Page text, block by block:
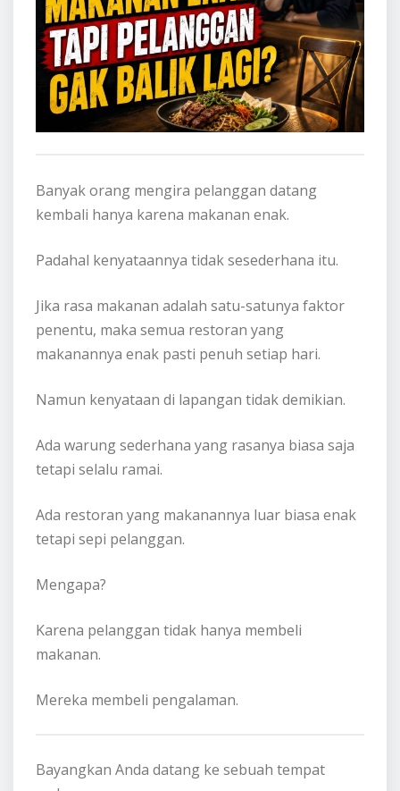
Banyak orang mengira pelanggan datang
kembali hanya karena makanan enak.
Padahal kenyataannya tidak sesederhana itu.
Jika rasa makanan adalah satu-satunya faktor
penentu, maka semua restoran yang
makanannya enak pasti penuh setiap hari.
Namun kenyataan di lapangan tidak demikian.
Ada warung sederhana yang rasanya biasa saja
tetapi selalu ramai.
Ada restoran yang makanannya luar biasa enak
tetapi sepi pelanggan.
Mengapa?
Karena pelanggan tidak hanya membeli
makanan.
Mereka membeli pengalaman.
Bayangkan Anda datang ke sebuah tempat